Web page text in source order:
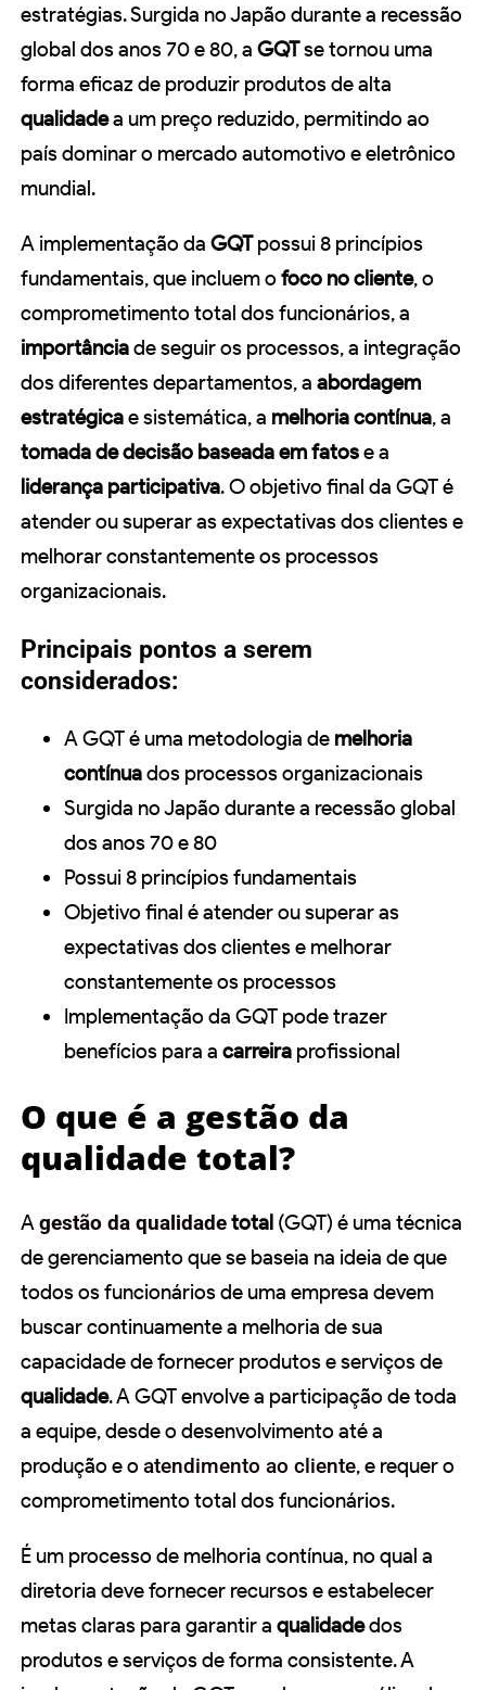
estratégias. Surgida no Japão durante a recessão
global dos anos 70 e 80, a GQTse tornou uma
forma eficaz de produzir produtos de alta
qualidadea um preço reduzido, permitindo ao
país dominar o mercado automotivo e eletrônico
mundial.
A implementação da GQTpossui 8 princípios
fundamentais, que incluem o foco no cliente, o
comprometimento total dos funcionários, a
importânciade seguir os processos, a integração
dos diferentes departamentos, a abordagem
estratégicae sistemática, a melhoria contínua, a
tomada de decisão baseada em fatose a
liderança participativa. O objetivo final da GQT é
atender ou superar as expectativas dos clientes e
melhorar constantemente os processos
organizacionais.
Principais pontos a serem
considerados:
A GQT é uma metodologia de melhoria
contínuados processos organizacionais
Surgida no Japão durante a recessão global
dos anos 70 e 80
Possui 8 princípios fundamentais
Objetivo final é atender ou superar as
expectativas dos clientes e melhorar
constantemente os processos
Implementação da GQT pode trazer
benefícios para a carreira profissional
O que é a gestão da
qualidade total?
Agestão da qualidadetotal (GQT) é uma técnica
de gerenciamento que se baseia na ideia de que
todos os funcionários de uma empresa devem
buscar continuamente a melhoria de sua
capacidade de fornecer produtos e serviços de
qualidade. A GQT envolve a participação de toda
a equipe, desde o desenvolvimento até a
produção e o atendimento ao cliente, e requer o
comprometimento total dos funcionários.
É um processo de melhoria contínua, no qual a
diretoria deve fornecer recursos e estabelecer
metas claras para garantir a qualidadedos
produtos e serviços de forma consistente. A